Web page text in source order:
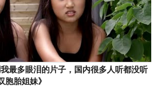
最多眼泪的片子，国内很多人听都没听
胎姐妹》